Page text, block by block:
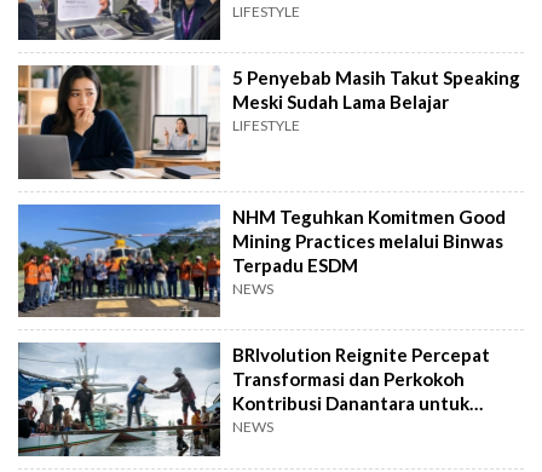
LIFESTYLE
5 Penyebab Masih Takut Speaking
Meski Sudah Lama Belajar
LIFESTYLE
NHM Teguhkan Komitmen Good
Mining Practices melalui Binwas
Terpadu ESDM
NEWS
BRIvolution Reignite Percepat
Transformasi dan Perkokoh
Kontribusi Danantara untuk
Ekonomi Nasional
NEWS